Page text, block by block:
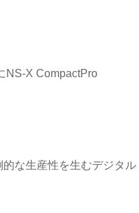
NS-X CompactPro
な生産性を生むデジタル